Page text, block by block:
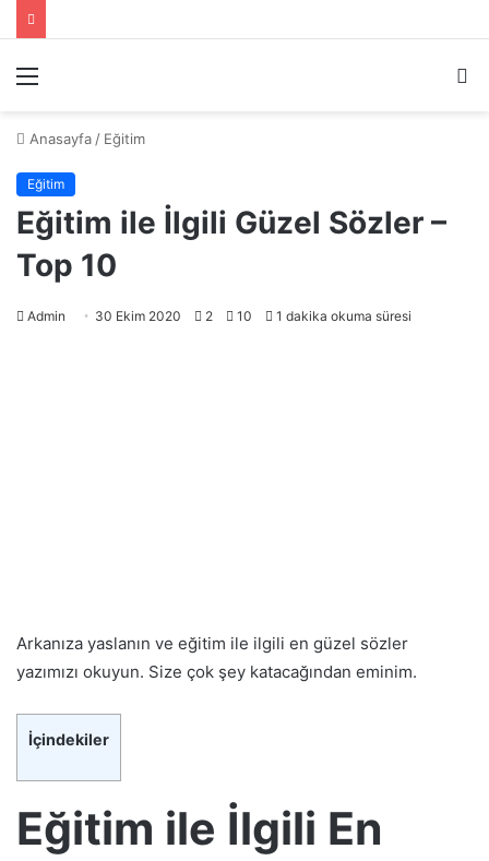
Menü
Anasayfa / Eğitim
Eğitim
Eğitim ile İlgili Güzel Sözler –
Top 10
Admin 30 Ekim 2020 2 10 1 dakika okuma süresi
Arkanıza yaslanın ve eğitim ile ilgili en güzel sözler
yazımızı okuyun. Size çok şey katacağından eminim.
İçindekiler
Eğitim ile İlgili En